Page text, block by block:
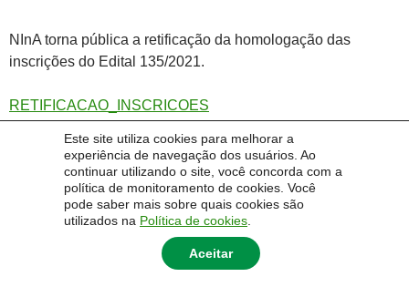
Este site utiliza cookies para melhorar a
experiência de navegação dos usuários. Ao
continuar utilizando o site, você concorda com a
política de monitoramento de cookies. Você
pode saber mais sobre quais cookies são
utilizados na Política de cookies
Aceitar
NInA torna pública a retificação da homologação das
inscrições do Edital 135/2021.
RETIFICACAO_INSCRICOES